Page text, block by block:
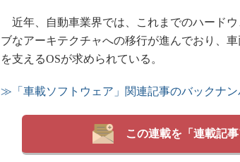
近年、自動車業界では、これまでのハード
ブなアーキテクチャへの移行が進んでおり、
を支えるOSが求められている。
≫「車載ソフトウェア」関連記事のバックナン
この連載を「連載記